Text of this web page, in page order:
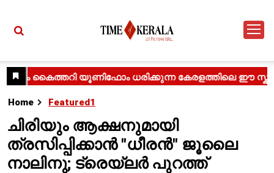
Home Featured1
ചിരിയും ആക്ഷനുമായി
ത്രസിപ്പിക്കാൻ "ധീരൻ" ജൂലൈ
നാലിനു; ട്രെയ്‌ലർ പുറത്ത്